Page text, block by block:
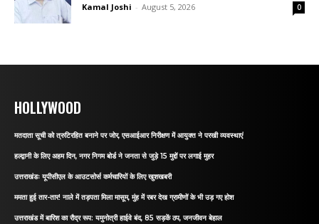
Kamal Joshi - August 5, 2026 0
HOLLYWOOD
मतदाता सूची को त्रुटिरहित बनाने पर जोर, एसआईआर निरीक्षण में आयुक्त ने परखी व्यवस्थाएं
हल्द्वानी के लिए अहम दिन, नगर निगम बोर्ड ने जनता से जुड़े 15 मुद्दों पर लगाई मुहर
उत्तराखंडः यूपीसीएल के आउटसोर्स कर्मचारियों के लिए खुशखबरी
ममता हुई तार-तार! नाले में तड़पता मिला मासूम, मुंह में रबर देख ग्रामीणों के भी उड़ गए होश
उत्तराखंड में बारिश का रौद्र रूप: यमुनोत्री हाईवे बंद, 85 सड़कें ठप, जनजीवन बेहाल